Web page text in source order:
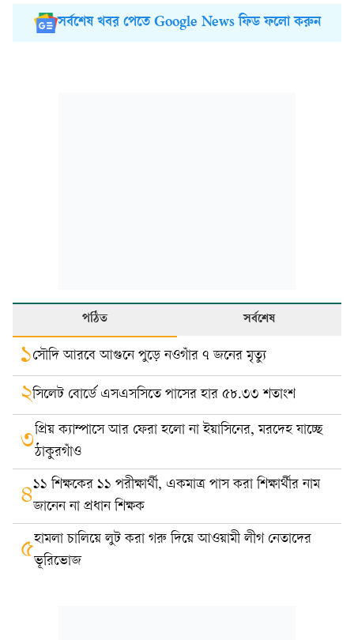
সর্বশেষ খবর পেতে Google News ফিড ফলো করুন
পঠিত সর্বশেষ
১সৌদি আরবে আগুনে পুড়ে নওগাঁর ৭ জনের মৃত্যু
২সিলেট বোর্ডে এসএসসিতে পাসের হার ৫৮.৩৩ শতাংশ
৩প্রিয় ক্যাম্পাসে আর ফেরা হলো না ইয়াসিনের, মরদেহ যাচ্ছে
ঠাকুরগাঁও
৪১১ শিক্ষকের ১১ পরীক্ষার্থী, একমাত্র পাস করা শিক্ষার্থীর নাম
জানেন না প্রধান শিক্ষক
৫হামলা চালিয়ে লুট করা গরু দিয়ে আওয়ামী লীগ নেতাদের
ভূরিভোজ